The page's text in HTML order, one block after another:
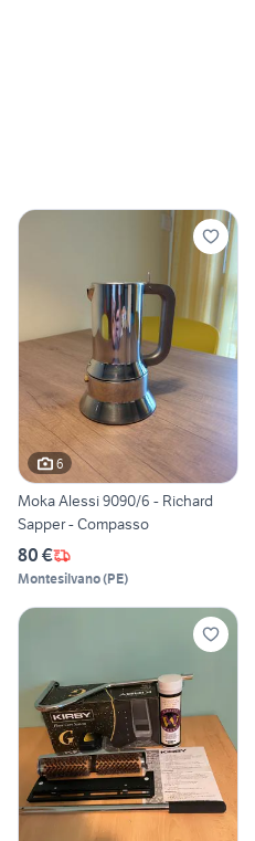
6
Moka Alessi 9090/6 - Richard
Sapper - Compasso
80 €
Montesilvano(PE)